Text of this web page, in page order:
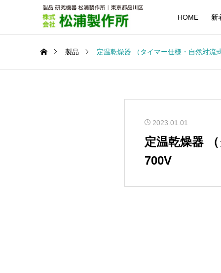
HOME 新
製品 定温乾燥器 （タイマー仕様・自然対流
2023.01.01
定温乾燥器
700V